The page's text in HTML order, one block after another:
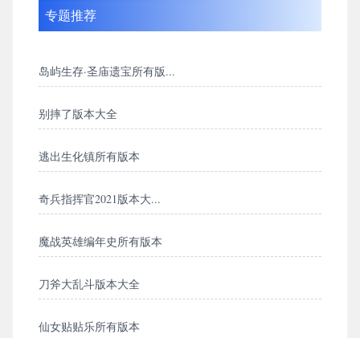
专题推荐
岛屿生存·圣庙遗宝所有版...
别摔了版本大全
逃出生化镇所有版本
奇兵指挥官2021版本大...
魔战英雄编年史所有版本
刀斧大乱斗版本大全
仙女贴贴乐所有版本